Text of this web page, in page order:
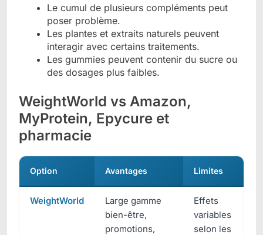
Le cumul de plusieurs compléments peut
poser problème.
Les plantes et extraits naturels peuvent
interagir avec certains traitements.
Les gummies peuvent contenir du sucre ou
des dosages plus faibles.
WeightWorld vs Amazon,
MyProtein, Epycure et
pharmacie
Option Avantages Limites
WeightWorld
Large gamme
bien-être,
promotions,
Effets
variables
selon les